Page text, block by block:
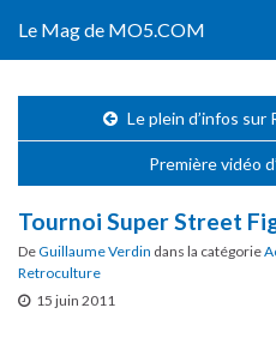
Le Mag de MO5.COM
Le plein d’infos sur
Première vidéo
Tournoi Super Street
DeGuillaume Verdin dans la catégorie
Retroculture
15 juin 2011